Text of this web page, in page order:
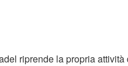
riprende la propria